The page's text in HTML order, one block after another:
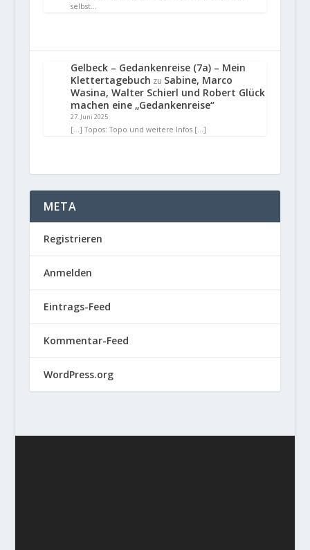
selbst…
Gelbeck – Gedankenreise (7a) – Mein
Klettertagebuch zu Sabine, Marco
Wasina, Walter Schierl und Robert Glück
machen eine „Gedankenreise“
27. Juni 2025
[…] Topos: Topo und weitere Infos […]
META
Registrieren
Anmelden
Eintrags-Feed
Kommentar-Feed
WordPress.org